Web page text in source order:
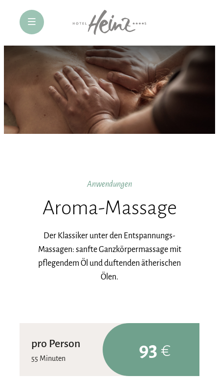
öffne Navigation
Anwendungen
Aroma-Massage
Der Klassiker unter den Entspannungs-
Massagen: sanfte Ganzkörpermassage mit
pflegendem Öl und duftenden ätherischen
Ölen.
pro Person
55 Minuten 93 €